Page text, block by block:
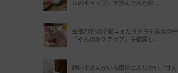
ルのキャップ』で遊んでみた結…
生後27日の子猫→まだヨチヨチ歩きの中
『やんのかステップ』を披露し…
飼い主さんがいる部屋に入りたい『甘え